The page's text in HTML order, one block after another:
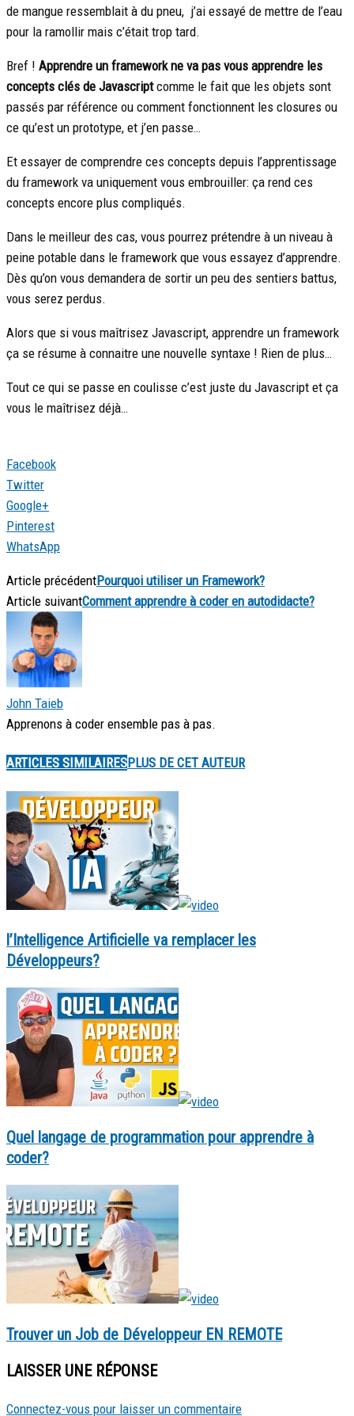
de mangue ressemblait à du pneu, j’ai essayé de mettre de l’eau
pour la ramollir mais c’était trop tard.
Bref ! Apprendre un framework ne va pas vous apprendre les
concepts clés de Javascriptcomme le fait que les objets sont
passés par référence ou comment fonctionnent les closures ou
ce qu’est un prototype, et j’en passe…
Et essayer de comprendre ces concepts depuis l’apprentissage
du framework va uniquement vous embrouiller: ça rend ces
concepts encore plus compliqués.
Dans le meilleur des cas, vous pourrez prétendre à un niveau à
peine potable dans le framework que vous essayez d’apprendre.
Dès qu’on vous demandera de sortir un peu des sentiers battus,
vous serez perdus.
Alors que si vous maîtrisez Javascript, apprendre un framework
ça se résume à connaitre une nouvelle syntaxe ! Rien de plus…
Tout ce qui se passe en coulisse c’est juste du Javascript et ça
vous le maîtrisez déjà…
Facebook
Twitter
Google+
Pinterest
WhatsApp
Article précédentPourquoi utiliser un Framework?
Article suivantComment apprendre à coder en autodidacte?
John Taieb
Apprenons à coder ensemble pas à pas.
ARTICLES SIMILAIRESPLUS DE CET AUTEUR
l’Intelligence Artificielle va remplacer les
Développeurs?
Quel langage de programmation pour apprendre à
coder?
Trouver un Job de Développeur EN REMOTE
LAISSER UNE RÉPONSE
Connectez-vous pour laisser un commentaire